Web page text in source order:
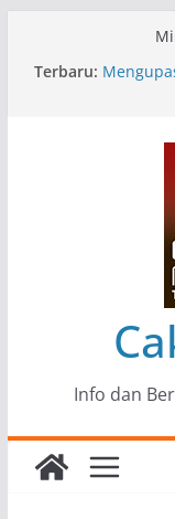
Terbaru: Pameran
Kota
(BHS)
Derita
Info dan